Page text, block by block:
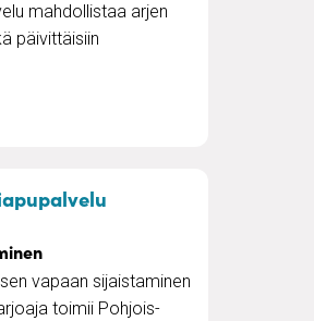
mahdollistaa arjen
päivittäisiin
vapaan sijaistaminen
toimii Pohjois-